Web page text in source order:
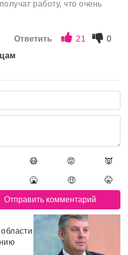
работу, что очень
Ответить 21
0
😷 😡 👿
🤮 🤑 🤫